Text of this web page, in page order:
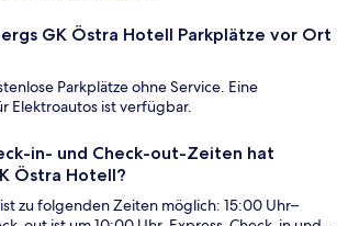
GK Östra Hotell Parkplätze vor Ort
Parkplätze ohne Service. Eine
Elektroautos ist verfügbar.
in- und Check-out-Zeiten hat
Östra Hotell?
zu folgenden Zeiten möglich: 15:00 Uhr–